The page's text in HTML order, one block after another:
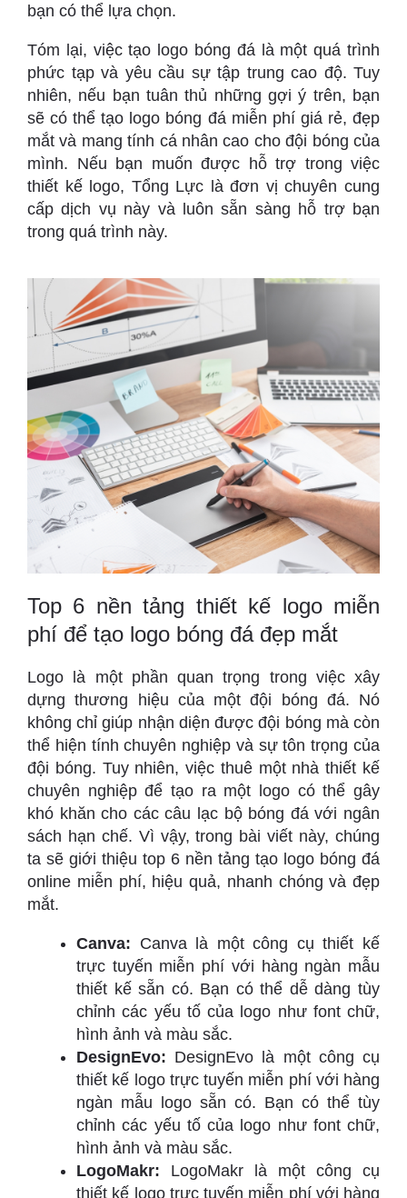
bạn có thể lựa chọn.
Tóm lại, việc tạo logo bóng đá là một quá trình
phức tạp và yêu cầu sự tập trung cao độ. Tuy
nhiên, nếu bạn tuân thủ những gợi ý trên, bạn
sẽ có thể tạo logo bóng đá miễn phí giá rẻ, đẹp
mắt và mang tính cá nhân cao cho đội bóng của
mình. Nếu bạn muốn được hỗ trợ trong việc
thiết kế logo, Tổng Lực là đơn vị chuyên cung
cấp dịch vụ này và luôn sẵn sàng hỗ trợ bạn
trong quá trình này.
Top 6 nền tảng thiết kế logo miễn
phí để tạo logo bóng đá đẹp mắt
Logo là một phần quan trọng trong việc xây
dựng thương hiệu của một đội bóng đá. Nó
không chỉ giúp nhận diện được đội bóng mà còn
thể hiện tính chuyên nghiệp và sự tôn trọng của
đội bóng. Tuy nhiên, việc thuê một nhà thiết kế
chuyên nghiệp để tạo ra một logo có thể gây
khó khăn cho các câu lạc bộ bóng đá với ngân
sách hạn chế. Vì vậy, trong bài viết này, chúng
ta sẽ giới thiệu top 6 nền tảng tạo logo bóng đá
online miễn phí, hiệu quả, nhanh chóng và đẹp
mắt.
Canva: Canva là một công cụ thiết kế
trực tuyến miễn phí với hàng ngàn mẫu
thiết kế sẵn có. Bạn có thể dễ dàng tùy
chỉnh các yếu tố của logo như font chữ,
hình ảnh và màu sắc.
DesignEvo: DesignEvo là một công cụ
thiết kế logo trực tuyến miễn phí với hàng
ngàn mẫu logo sẵn có. Bạn có thể tùy
chỉnh các yếu tố của logo như font chữ,
hình ảnh và màu sắc.
LogoMakr: LogoMakr là một công cụ
thiết kế logo trực tuyến miễn phí với hàng